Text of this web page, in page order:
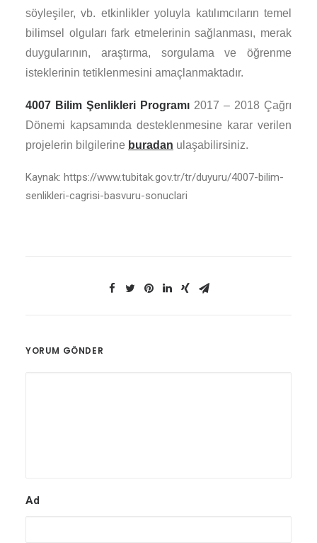
söyleşiler, vb. etkinlikler yoluyla katılımcıların temel
bilimsel olguları fark etmelerinin sağlanması, merak
duygularının, araştırma, sorgulama ve öğrenme
isteklerinin tetiklenmesini amaçlanmaktadır.
4007 Bilim Şenlikleri Programı 2017 – 2018 Çağrı
Dönemi kapsamında desteklenmesine karar verilen
projelerin bilgilerine buradan ulaşabilirsiniz.
Kaynak: https://www.tubitak.gov.tr/tr/duyuru/4007-bilim-
senlikleri-cagrisi-basvuru-sonuclari
YORUM GÖNDER
Ad